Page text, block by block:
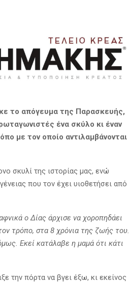
το απόγευμα της Παρασκευής,
ένα σκύλο κι έναν
με τον οποίο αντιλαμβάνονται
σκυλί της ιστορίας μας, ενώ
που τον έχει υιοθετήσει από
ο Δίας άρχισε να χοροπηδάει
τρόπο, στα 8 χρόνια της ζωής του.
Εκεί κατάλαβε η μαμά ότι κάτι
την πόρτα να βγει έξω, κι εκείνος